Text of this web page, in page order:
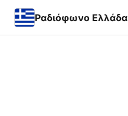
Ραδιόφωνο Ελλάδα